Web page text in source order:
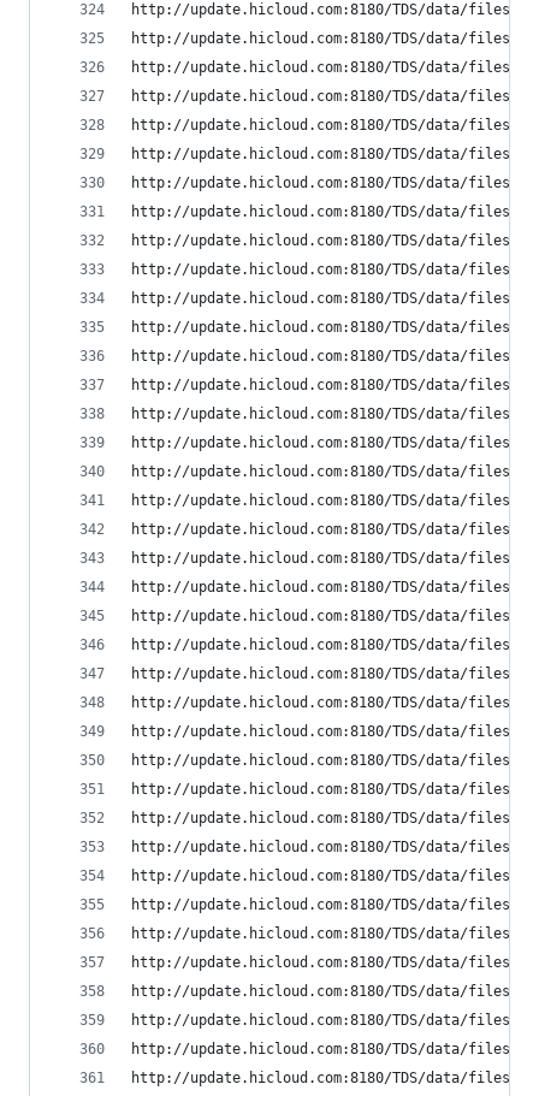
http://update.hicloud.com:8180/TDS/data/files/p9/
http://update.hicloud.com:8180/TDS/data/files/p9/
http://update.hicloud.com:8180/TDS/data/files/p9/
http://update.hicloud.com:8180/TDS/data/files/p9/
http://update.hicloud.com:8180/TDS/data/files/p9/
http://update.hicloud.com:8180/TDS/data/files/p9/
http://update.hicloud.com:8180/TDS/data/files/p9/
http://update.hicloud.com:8180/TDS/data/files/p9/
http://update.hicloud.com:8180/TDS/data/files/p9/
http://update.hicloud.com:8180/TDS/data/files/p9/
http://update.hicloud.com:8180/TDS/data/files/p9/
http://update.hicloud.com:8180/TDS/data/files/p9/
http://update.hicloud.com:8180/TDS/data/files/p9/
http://update.hicloud.com:8180/TDS/data/files/p9/
http://update.hicloud.com:8180/TDS/data/files/p9/
http://update.hicloud.com:8180/TDS/data/files/p9/
http://update.hicloud.com:8180/TDS/data/files/p9/
http://update.hicloud.com:8180/TDS/data/files/p9/
http://update.hicloud.com:8180/TDS/data/files/p9/
http://update.hicloud.com:8180/TDS/data/files/p9/
http://update.hicloud.com:8180/TDS/data/files/p9/
http://update.hicloud.com:8180/TDS/data/files/p9/
http://update.hicloud.com:8180/TDS/data/files/p9/
http://update.hicloud.com:8180/TDS/data/files/p9/
http://update.hicloud.com:8180/TDS/data/files/p9/
http://update.hicloud.com:8180/TDS/data/files/p9/
http://update.hicloud.com:8180/TDS/data/files/p9/
http://update.hicloud.com:8180/TDS/data/files/p9/
http://update.hicloud.com:8180/TDS/data/files/p9/
http://update.hicloud.com:8180/TDS/data/files/p9/
http://update.hicloud.com:8180/TDS/data/files/p9/
http://update.hicloud.com:8180/TDS/data/files/p9/
http://update.hicloud.com:8180/TDS/data/files/p9/
http://update.hicloud.com:8180/TDS/data/files/p9/
http://update.hicloud.com:8180/TDS/data/files/p9/
http://update.hicloud.com:8180/TDS/data/files/
http://update.hicloud.com:8180/TDS/data/files/p9/
http://update.hicloud.com:8180/TDS/data/files/p9/